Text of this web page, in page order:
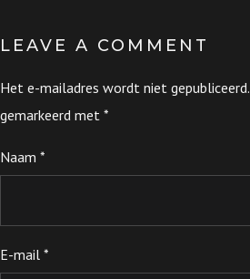
LEAVE A COMMENT
Het e-mailadres wordt niet gepubliceerd.
gemarkeerd met *
Naam *
E-mail *